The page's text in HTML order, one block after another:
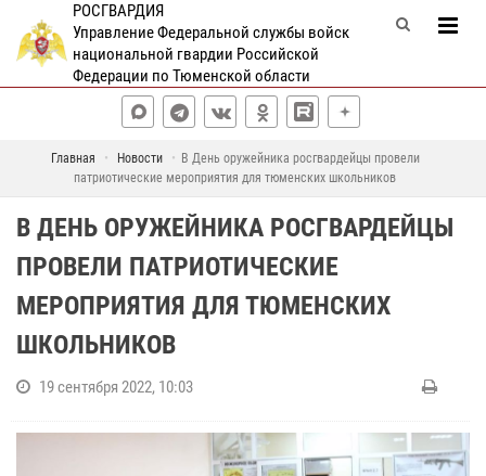
РОСГВАРДИЯ
Управление Федеральной службы войск
национальной гвардии Российской
Федерации по Тюменской области
Главная Новости
В День оружейника росгвардейцы провели
патриотические мероприятия для тюменских школьников
В ДЕНЬ ОРУЖЕЙНИКА РОСГВАРДЕЙЦЫ
ПРОВЕЛИ ПАТРИОТИЧЕСКИЕ
МЕРОПРИЯТИЯ ДЛЯ ТЮМЕНСКИХ
ШКОЛЬНИКОВ
19 сентября 2022, 10:03